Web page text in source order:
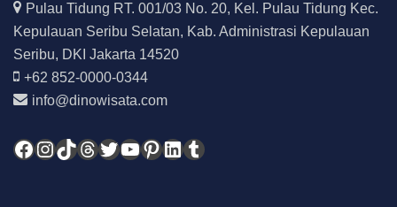
Pulau Tidung RT. 001/03 No. 20, Kel. Pulau Tidung Kec.
Kepulauan Seribu Selatan, Kab. Administrasi Kepulauan
Seribu, DKI Jakarta 14520
+62 852-0000-0344
info@dinowisata.com
Facebook
Instagram
TikTok
Threads
Twitter
YouTube
Pinterest
LinkedIn
Tumblr